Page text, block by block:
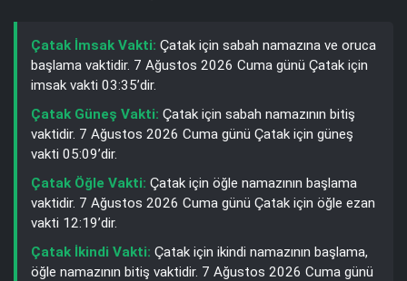
Çatak İmsak Vakti: Çatak için sabah namazına ve oruca
başlama vaktidir. 7 Ağustos 2026 Cuma günü Çatak için
imsak vakti 03:35’dir.
Çatak Güneş Vakti: Çatak için sabah namazının bitiş
vaktidir. 7 Ağustos 2026 Cuma günü Çatak için güneş
vakti 05:09’dir.
Çatak Öğle Vakti: Çatak için öğle namazının başlama
vaktidir. 7 Ağustos 2026 Cuma günü Çatak için öğle ezan
vakti 12:19’dir.
Çatak İkindi Vakti: Çatak için ikindi namazının başlama,
öğle namazının bitiş vaktidir. 7 Ağustos 2026 Cuma günü